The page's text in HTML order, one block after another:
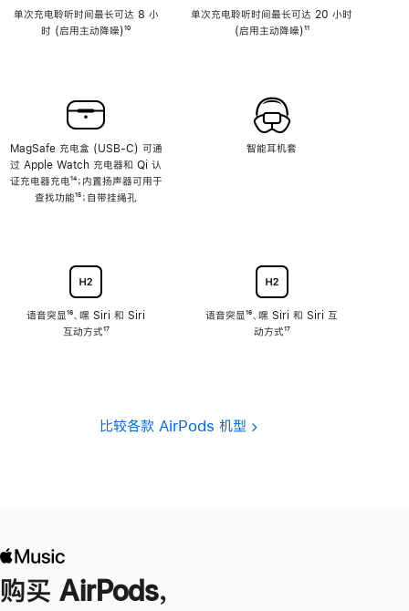
单次充电聆听时间最长可达 8 小
时 (启用主动降噪)脚
¹⁰
MagSafe 充电盒 (USB-C) 可通
过 Apple Watch 充电器和 Qi 认
证充电器充电脚
注
¹⁴；内置扬声器可用于
查找功能脚
¹⁵；自带挂绳孔
语音突显脚
注
¹⁶、嘿 Siri 和 Siri
互动方式脚
¹⁷
单次充电聆听时间最长可达 20 小时
(启用主动降噪)脚
¹¹
智能耳机套
语音突显脚
注
¹⁶、嘿 Siri 和 Siri 互
动方式脚
¹⁷
比较各款 AirPods 机型
购买 AirPods，